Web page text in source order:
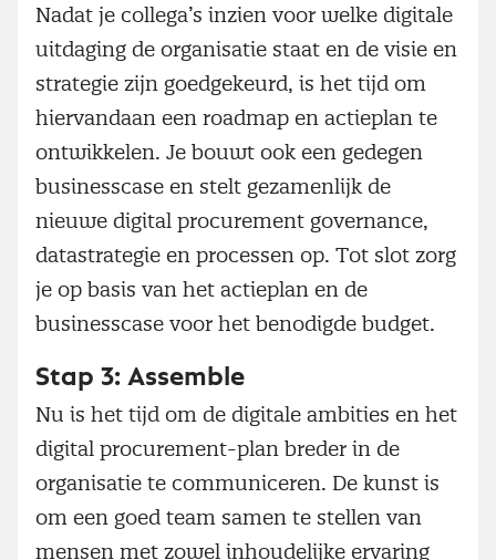
Nadat je collega’s inzien voor welke digitale
uitdaging de organisatie staat en de visie en
strategie zijn goedgekeurd, is het tijd om
hiervandaan een roadmap en actieplan te
ontwikkelen. Je bouwt ook een gedegen
businesscase en stelt gezamenlijk de
nieuwe digital procurement governance,
datastrategie en processen op. Tot slot zorg
je op basis van het actieplan en de
businesscase voor het benodigde budget.
Stap 3: Assemble
Nu is het tijd om de digitale ambities en het
digital procurement-plan breder in de
organisatie te communiceren. De kunst is
om een goed team samen te stellen van
mensen met zowel inhoudelijke ervaring